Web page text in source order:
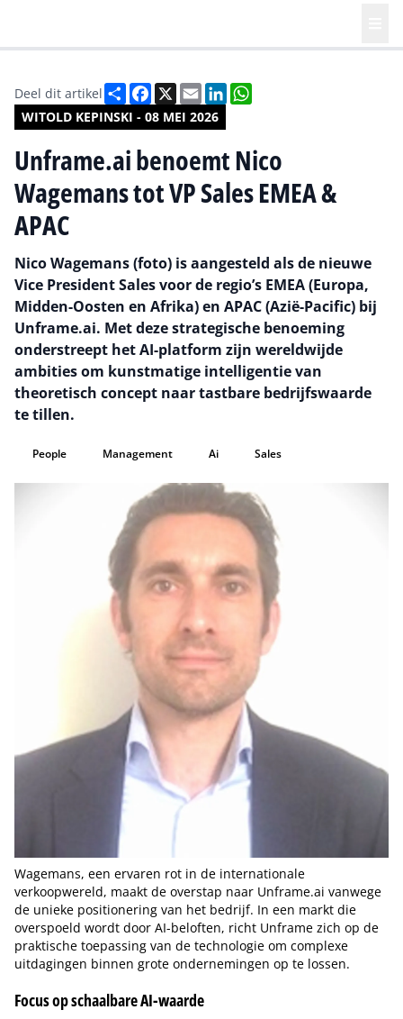
WITOLD KEPINSKI - 08 MEI 2026
Deel dit artikel DeelFacebook
X EmailLinkedIn
Unframe.ai benoemt Nico
Wagemans tot VP Sales EMEA &
APAC
Nico Wagemans (foto) is aangesteld als de nieuwe
Vice President Sales voor de regio’s EMEA (Europa,
Midden-Oosten en Afrika) en APAC (Azië-Pacific) bij
Unframe.ai. Met deze strategische benoeming
onderstreept het AI-platform zijn wereldwijde
ambities om kunstmatige intelligentie van
theoretisch concept naar tastbare bedrijfswaarde
te tillen.
People Management Ai Sales
Wagemans, een ervaren rot in de internationale
verkoopwereld, maakt de overstap naar Unframe.ai vanwege
de unieke positionering van het bedrijf. In een markt die
overspoeld wordt door AI-beloften, richt Unframe zich op de
praktische toepassing van de technologie om complexe
uitdagingen binnen grote ondernemingen op te lossen.
Focus op schaalbare AI-waarde